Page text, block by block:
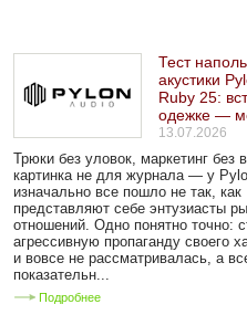
Тест
акустики
Ruby 25:
одежке —
13.07.2026
Трюки без уловок, маркетинг без
картинка не для журнала — у
изначально все пошло не так, как
представляют себе энтузиасты
отношений. Одно понятно точно:
агрессивную пропаганду своего
и вовсе не рассматривалась, а
показательн...
Подробнее